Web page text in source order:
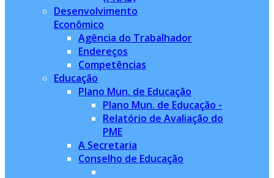
Desenvolvimento
Econômico
Agência do Trabalhador
Endereços
Competências
Educação
Plano Mun. de Educação
Plano Mun. de Educação -
Relatório de Avaliação do
PME
A Secretaria
Conselho de Educação